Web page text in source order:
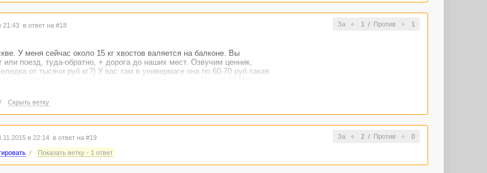
За 1 / Против 1
21:43 в ответ на #18
У меня сейчас около 15 кг хвостов валяется на балконе. Вы
или поезд, туда-обратно, + дорога до наших мест. Озвучим ценник,
от тысячи руб кг?) У вас там в универмаге она по 60-70 руб такая
/ Скрыть ветку
За 2/ Против 0
в 22:14 в ответ на #19
/ Показать ветку - 1 ответ